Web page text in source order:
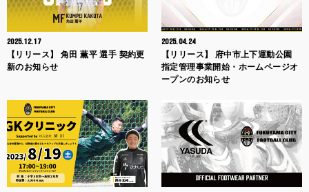
2025.12.17
【リリース】 角田 薫平 選手 契約更
新のお知らせ
2025.04.24
【リリース】 府中市上下運動公園
指定管理事業開始・ホームページオ
ープンのお知らせ